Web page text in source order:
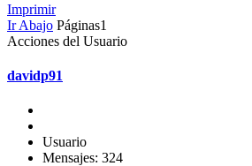
Imprimir
Ir Abajo Páginas1
Acciones del Usuario
davidp91
Usuario
Mensajes: 324